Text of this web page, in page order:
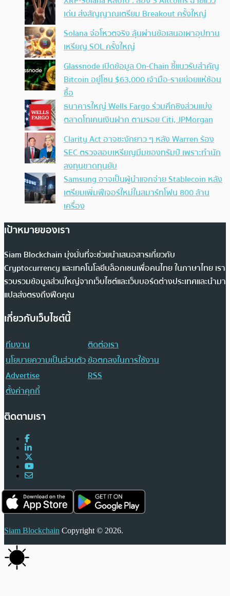
เด่น ส่งสัญญาณเตรียม Breakout ครั้งใหญ่
Solana จ่อโหวตจริง ลุ้นผ่านข้อเสนอเผาอุปทาน
เหรียญ SOL ครั้งใหญ่
Glassnode เปิดข้อมูล On-Chain ชี้แนวรับสำคัญ
Bitcoin อยู่โซน $63,000 เจ้ามือ-รายย่อยแห่ช้อน
ซื้อ
ธนาคารใหญ่ Wells Fargo ร่วมศึกชิงส่วนแบ่ง
ตลาดโทเคนเงินฝาก ตามรอย Citi, JPMorgan
Clarity Act อาจชะงักยาว ๆ หลัง Warren ร้อง
SEC ตรวจสอบเหรียญมีมของทรัมป์ เพราะทำนัก
ลงทุนขาดทุนยับ
Samsung อาจเป็นผู้นำแจกจ่าย Stablecoin หลัง
เตรียมเพิ่มฟีเจอร์ใหม่ในสมาร์ทโฟน 800 ล้าน
เครื่อง
เป้าหมายของเรา
Siam Blockchain มุ่งมั่นที่จะช่วยนำเสนอสารเกี่ยวกับ
Cryptocurrency และเทคโนโลยีบล็อกเชนเพื่อคนไทย ในภาษาไทย เรา
รวบรวมข้อมูลส่วนใหญ่จากเว็บไซต์และเว็บบอร์ดต่างประเทศและนำมา
แปลส่งตรงถึงฟีดคุณ
เกี่ยวกับเว็บไซต์นี้
ทีมงาน
ติดต่อเรา
นโยบายความเป็นส่วนตัวข้อตกลงในการใช้งาน
Advertise
RSS
ตั้งค่าคุกกี้
ติดตามเรา
Siam Blockchain Copyright © 2026.